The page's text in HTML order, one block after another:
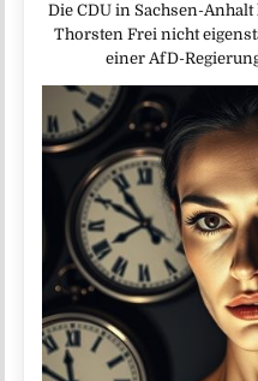
Die CDU in Sachsen-
Thorsten Frei nicht
einer AfD-